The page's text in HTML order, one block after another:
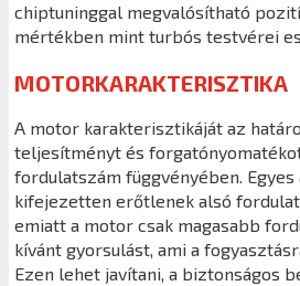
chiptuninggal megvalósítható
mértékben mint turbós testvérei
MOTORKARAKTERISZTIKA
A motor karakterisztikáját az
teljesítményt és
fordulatszám függvényében.
kifejezetten erőtlenek alsó
emiatt a motor csak magasabb
kívánt gyorsulást, ami a
Ezen lehet javítani, a biztonságos